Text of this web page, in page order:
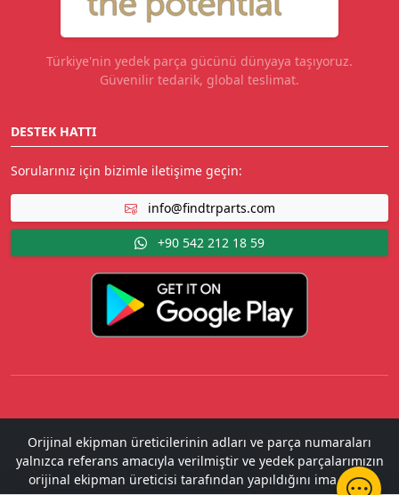
Türkiye'nin yedek parça gücünü dünyaya taşıyoruz.
Güvenilir tedarik, global teslimat.
DESTEK HATTI
Sorularınız için bizimle iletişime geçin:
info@findtrparts.com
+90 542 212 18 59
Orijinal ekipman üreticilerinin adları ve parça numaraları
yalnızca referans amacıyla verilmiştir ve yedek parçalarımızın
orijinal ekipman üreticisi tarafından yapıldığını ima etme